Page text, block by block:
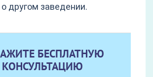
другом заведении.
БЕСПЛАТНУЮ
КОНСУЛЬТАЦИЮ